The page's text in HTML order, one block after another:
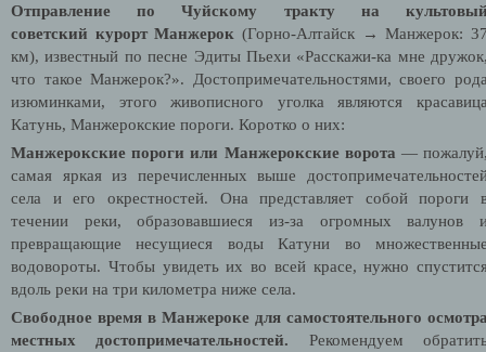
Отправление по Чуйскому тракту на
советский курорт Манжерок (Горно-Алтайск → Манжерок:
км), известный по песне Эдиты Пьехи «Расскажи-ка мне
что такое Манжерок?». Достопримечательностями, своего
изюминками, этого живописного уголка являются
Катунь, Манжерокские пороги. Коротко о них:
Манжерокские пороги или Манжерокские ворота —
самая яркая из перечисленных выше
села и его окрестностей. Она представляет собой пороги
течении реки, образовавшиеся из-за огромных валунов
превращающие несущиеся воды Катуни во
водовороты. Чтобы увидеть их во всей красе, нужно
вдоль реки на три километра ниже села.
Свободное время в Манжероке для самостоятельного
местных достопримечательностей. Рекомендуем